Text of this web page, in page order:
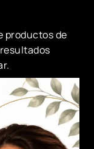
productos de